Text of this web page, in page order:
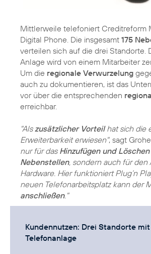
Mittlerweile telefoniert Creditreform
Digital Phone. Die insgesamt 175
verteilen sich auf die drei Standorte.
Anlage wird von einem Mitarbeiter
Um die regionale Verwurzelung
auch zu dokumentieren, ist das
vor über die entsprechenden
erreichbar.
"Als zusätzlicher Vorteilhat sich die
Erweiterbarkeit erwiesen", sagt
nur für das Hinzufügen und
Nebenstellen, sondern auch für den
Hardware. Hier funktioniert Plug’n
neuen Telefonarbeitsplatz kann der
anschließen."
Kundennutzen: Drei Standorte
Telefonanlage